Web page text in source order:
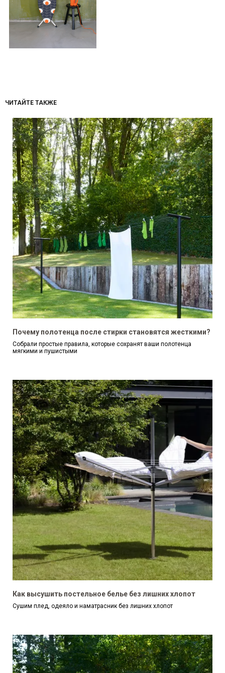
ЧИТАЙТЕ ТАКЖЕ
Почему полотенца после стирки становятся жесткими?
Собрали простые правила, которые сохранят ваши полотенца
мягкими и пушистыми
Как высушить постельное белье без лишних хлопот
Сушим плед, одеяло и наматрасник без лишних хлопот